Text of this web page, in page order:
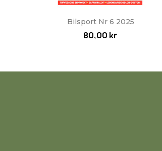
Snabbvy
Bilsport Nr 6 2025
80,00 kr